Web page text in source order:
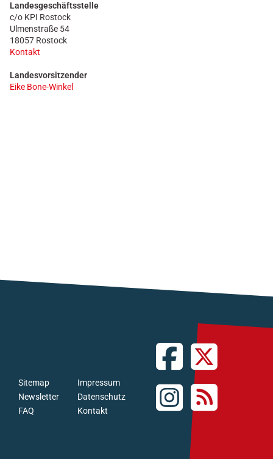
Landesgeschäftsstelle
c/o KPI Rostock
Ulmenstraße 54
18057 Rostock
Kontakt
Landesvorsitzender
Eike Bone-Winkel
FAQ
Newsletter
Sitemap
Kontakt
Datenschutz
Impressum